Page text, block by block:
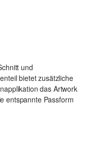
und
bietet zusätzliche
das Artwork
entspannte Passform